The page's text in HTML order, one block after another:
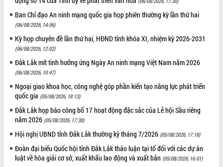
Triển khai đồng bộ đo đạc, lập hồ sơ
địa chính, hoàn thiện cơ sở dữ liệu đất
đai
Ứng dụng sinh trắc học - Bước tiến
trong hành trình chuyển đổi số tại Đắk
Lắk
Đắk Lắk nâng cao hiệu quả công tác
Đảng từ Sổ tay đảng viên điện tử
Đắk Lắk đẩy mạnh nuôi biển công
nghệ, hướng tới phát triển thủy sản
bền vững
Tập huấn nâng cao năng lực triển khai
chuyển đổi số cho cán bộ, công chức
cấp xã
Đắk Lắk phát động hưởng ứng Ngày
Ban Chỉ đạo An ninh mạng quốc gia họp phiên thường kỳ lần thứ hai
(06/08/2026, 14:06)
Kỳ họp chuyên đề lần thứ hai, HĐND tỉnh khóa XI, nhiệm kỳ 2026-2031
(06/08/2026, 12:02)
Đắk Lắk mít tinh hưởng ứng Ngày An ninh mạng Việt Nam năm 2026
(06/08/2026, 10:47)
Ngoại giao khoa học, công nghệ góp phần kiến tạo năng lực phát triển
quốc gia (05/08/2026, 18:13)
Đắk Lắk họp báo công bố 17 hoạt động đặc sắc của Lễ hội Sầu riêng
năm 2026 (05/08/2026, 17:30)
Hội nghị UBND tỉnh Đắk Lắk thường kỳ tháng 7/2026 (05/08/2026, 17:18)
Đoàn đại biểu Quốc hội tỉnh Đắk Lắk thảo luận tại tổ đối với các dự án
luật về hòa giải cơ sở, xuất khẩu lao động và xuất bản (05/08/2026, 16:01)